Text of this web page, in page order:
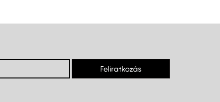
Feliratkozás